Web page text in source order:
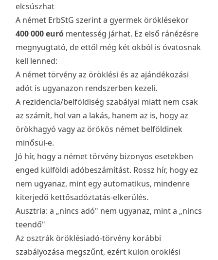
elcsúszhat
A német ErbStG szerint a gyermek öröklésekor
400 000 euró mentesség járhat. Ez első ránézésre
megnyugtató, de ettől még két okból is óvatosnak
kell lenned:
A német törvény az öröklési és az ajándékozási
adót is ugyanazon rendszerben kezeli.
A rezidencia/belföldiség szabályai miatt nem csak
az számít, hol van a lakás, hanem az is, hogy az
örökhagyó vagy az örökös német belföldinek
minősül-e.
Jó hír, hogy a német törvény bizonyos esetekben
enged külföldi adóbeszámítást. Rossz hír, hogy ez
nem ugyanaz, mint egy automatikus, mindenre
kiterjedő kettősadóztatás-elkerülés.
Ausztria: a „nincs adó" nem ugyanaz, mint a „nincs
teendő"
Az osztrák öröklésiadó-törvény korábbi
szabályozása megszűnt, ezért külön öröklési